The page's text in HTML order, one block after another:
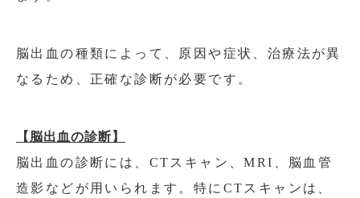
脳出血の種類によって、原因や症状、治療法が異
なるため、正確な診断が必要です。
【脳出血の診断】
脳出血の診断には、CTスキャン、MRI、脳血管
造影などが用いられます。特にCTスキャンは、